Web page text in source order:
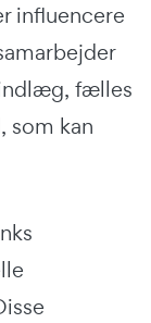
influencere
fælles
som kan